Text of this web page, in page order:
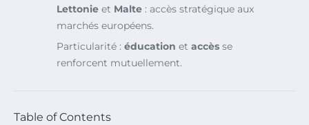
Lettonie et Malte : accès stratégique aux
marchés européens.
Particularité : éducation et accès se
renforcent mutuellement.
Table of Contents